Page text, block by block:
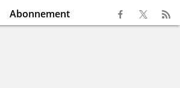
Abonnement